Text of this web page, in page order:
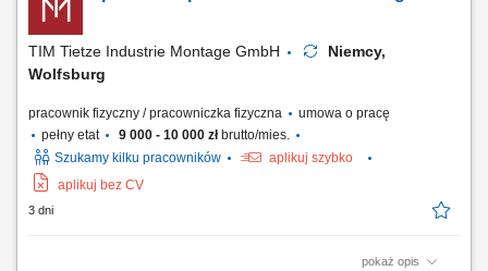
Kompletowanie asortymentu magazynowego i szykowanie zamówień
do wysyłki; Lokowanie ładunków w...
TIM Tietze Industrie Montage GmbH
Niemcy,
Wolfsburg
pracownik fizyczny / pracowniczka fizyczna
umowa o pracę
pełny etat
9 000 - 10 000 złbrutto/mies.
Szukamy kilku pracowników
aplikuj szybko
aplikuj bez CV
3 dni
pokaż opis